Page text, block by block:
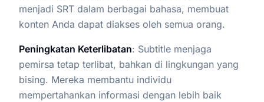
menjadi SRT dalam berbagai bahasa, membuat
konten Anda dapat diakses oleh semua orang.
Peningkatan Keterlibatan: Subtitle menjaga
pemirsa tetap terlibat, bahkan di lingkungan yang
bising. Mereka membantu individu
mempertahankan informasi dengan lebih baik